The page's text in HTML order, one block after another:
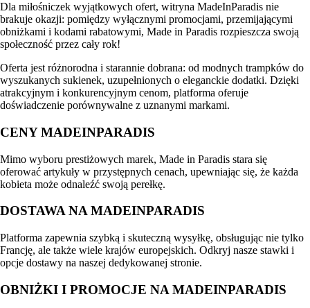
Dla miłośniczek wyjątkowych ofert, witryna MadeInParadis nie
brakuje okazji: pomiędzy wyłącznymi promocjami, przemijającymi
obniżkami i kodami rabatowymi, Made in Paradis rozpieszcza swoją
społeczność przez cały rok!
Oferta jest różnorodna i starannie dobrana: od modnych trampków do
wyszukanych sukienek, uzupełnionych o eleganckie dodatki. Dzięki
atrakcyjnym i konkurencyjnym cenom, platforma oferuje
doświadczenie porównywalne z uznanymi markami.
CENY MADEINPARADIS
Mimo wyboru prestiżowych marek, Made in Paradis stara się
oferować artykuły w przystępnych cenach, upewniając się, że każda
kobieta może odnaleźć swoją perełkę.
DOSTAWA NA MADEINPARADIS
Platforma zapewnia szybką i skuteczną wysyłkę, obsługując nie tylko
Francję, ale także wiele krajów europejskich. Odkryj nasze stawki i
opcje dostawy na naszej dedykowanej stronie.
OBNIŻKI I PROMOCJE NA MADEINPARADIS